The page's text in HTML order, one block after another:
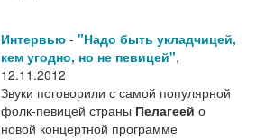
Интервью - "Надо быть укладчицей,
кем угодно, но не певицей",
12.11.2012
Звуки поговорили с самой популярной
фолк-певицей страны Пелагеей о
новой концертной программе